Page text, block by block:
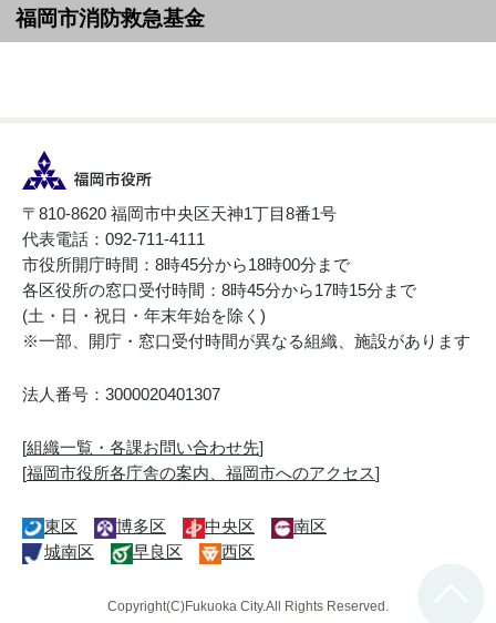
福岡市消防救急基金
〒810-8620 福岡市中央区天神1丁目8番1号
代表電話：092-711-4111
市役所開庁時間：8時45分から18時00分まで
各区役所の窓口受付時間：8時45分から17時15分まで
(土・日・祝日・年末年始を除く)
※一部、開庁・窓口受付時間が異なる組織、施設があります
法人番号：3000020401307
[組織一覧・各課お問い合わせ先]
[福岡市役所各庁舎の案内、福岡市へのアクセス]
東区 博多区 中央区
南区
城南区
早良区 西区
Copyright(C)Fukuoka City.All Rights Reserved.